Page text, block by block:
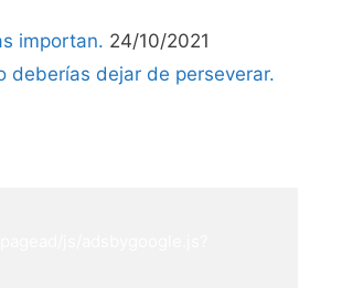
importan. 24/10/2021
deberías dejar de perseverar.